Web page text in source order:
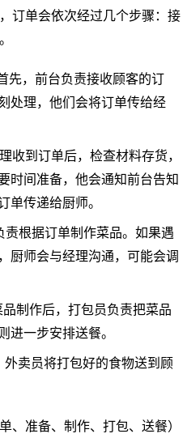
订单会依次经过几个步骤：接
先，前台负责接收顾客的订
处理，他们会将订单传给经
收到订单后，检查材料存货，
时间准备，他会通知前台告知
单传递给厨师。
责根据订单制作菜品。如果遇
厨师会与经理沟通，可能会调
品制作后，打包员负责把菜品
进一步安排送餐。
外卖员将打包好的食物送到顾
、准备、制作、打包、送餐）